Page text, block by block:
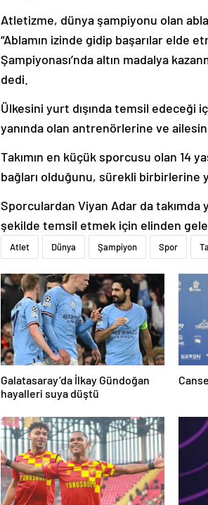
Atletizme, dünya şampiyonu olan
“Ablamın izinde gidip başarılar elde
Şampiyonası’nda altın madalya
dedi.
Ülkesini yurt dışında temsil edeceği
yanında olan antrenörlerine ve
Takımın en küçük sporcusu olan 14
bağları olduğunu, sürekli birbirlerine
Sporculardan Viyan Adar da
şekilde temsil etmek için elinden
Atlet Dünya Şampiyon Spor
Galatasaray’da İlkay Gündoğan
hayalleri suya düştü